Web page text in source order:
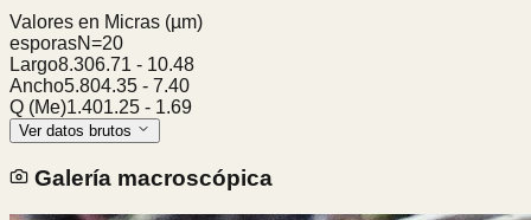
Valores en Micras (µm)
esporasN=20
Largo8.306.71 - 10.48
Ancho5.804.35 - 7.40
Q (Me)1.401.25 - 1.69
Ver datos brutos
Galería macroscópica